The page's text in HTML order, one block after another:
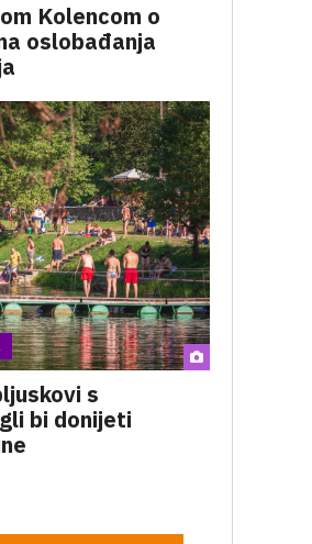
Kolencom o
oslobađanja
s
bi donijeti